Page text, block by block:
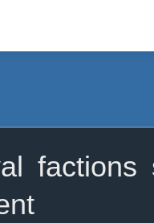
factions